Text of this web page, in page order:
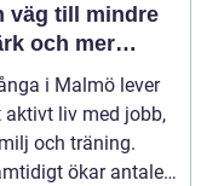
väg till mindre
och mer
i Malmö lever
aktivt liv med jobb,
och träning.
ökar antalet